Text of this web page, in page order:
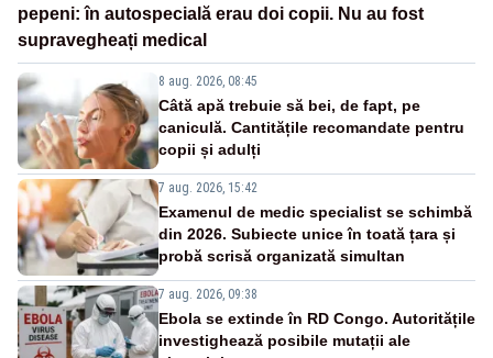
pepeni: în autospecială erau doi copii. Nu au fost
supravegheați medical
8 aug. 2026, 08:45
Câtă apă trebuie să bei, de fapt, pe
caniculă. Cantitățile recomandate pentru
copii și adulți
7 aug. 2026, 15:42
Examenul de medic specialist se schimbă
din 2026. Subiecte unice în toată țara și
probă scrisă organizată simultan
7 aug. 2026, 09:38
Ebola se extinde în RD Congo. Autoritățile
investighează posibile mutații ale